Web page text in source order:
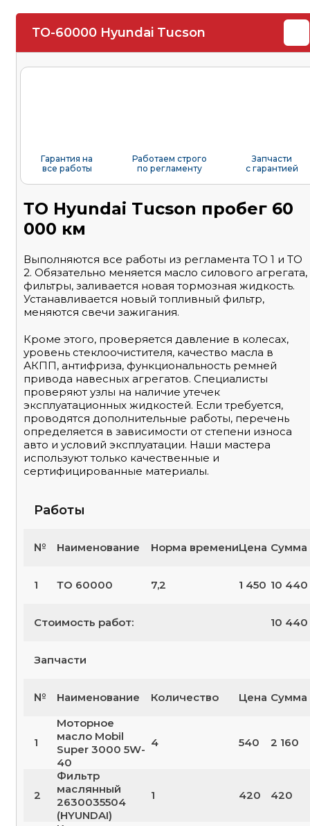
ТО-60000 Hyundai Tucson
Гарантия на
все работы
Работаем строго
по регламенту
Запчасти
с гарантией
ТО Hyundai Tucson пробег 60
000 км
Выполняются все работы из регламента ТО 1 и ТО
2. Обязательно меняется масло силового агрегата,
фильтры, заливается новая тормозная жидкость.
Устанавливается новый топливный фильтр,
меняются свечи зажигания.
Кроме этого, проверяется давление в колесах,
уровень стеклоочистителя, качество масла в
АКПП, антифриза, функциональность ремней
привода навесных агрегатов. Специалисты
проверяют узлы на наличие утечек
эксплуатационных жидкостей. Если требуется,
проводятся дополнительные работы, перечень
определяется в зависимости от степени износа
авто и условий эксплуатации. Наши мастера
используют только качественные и
сертифицированные материалы.
Работы
№ Наименование Норма времениЦена Сумма
1 ТО 60000 7,2 1 450 10 440
Стоимость работ: 10 440
Запчасти
№ Наименование Количество Цена Сумма
1
Моторное
масло Mobil
Super 3000 5W-
40
4 540 2 160
2
Фильтр
маслянный
2630035504
(HYUNDAI)
1 420 420